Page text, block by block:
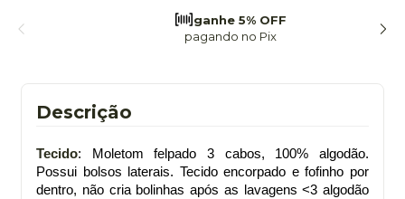
frete grátis
a partir de 299
Descrição
Tecido: Moletom felpado 3 cabos, 100% algodão.
Possui bolsos laterais. Tecido encorpado e fofinho por
dentro, não cria bolinhas após as lavagens <3 algodão